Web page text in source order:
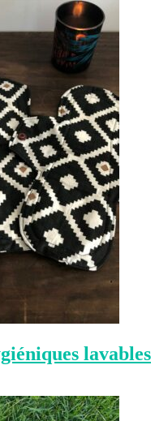
lavables